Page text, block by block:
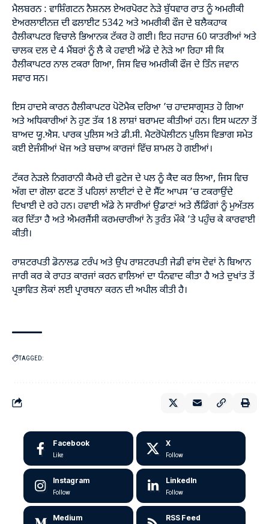
ਮੈਲਬਰਨ : ਵਾਸ਼ਿੰਗਟਨ ਨੈਸ਼ਨਲ ਏਅਰਪੋਰਟ ਨੇੜੇ ਬੁੱਧਵਾਰ ਰਾਤ ਨੂੰ ਅਮਰੀਕੀ
ਏਅਰਲਾਈਨਜ਼ ਦੀ ਫਲਾਈਟ 5342 ਅਤੇ ਅਮਰੀਕੀ ਫੌਜ ਦੇ ਬਲੈਕਹਾਕ
ਹੈਲੀਕਾਪਟਰ ਵਿਚਾਲੇ ਭਿਆਨਕ ਟੱਕਰ ਹੋ ਗਈ। ਇਹ ਜਹਾਜ਼ 60 ਯਾਤਰੀਆਂ ਅਤੇ
ਚਾਲਕ ਦਲ ਦੇ 4 ਮੈਂਬਰਾਂ ਨੂੰ ਲੈ ਕੇ ਹਵਾਈ ਅੱਡੇ ਦੇ ਨੇੜੇ ਆ ਰਿਹਾ ਸੀ ਕਿ
ਹੈਲੀਕਾਪਟਰ ਨਾਲ ਟਕਰਾ ਗਿਆ, ਜਿਸ ਵਿਚ ਅਮਰੀਕੀ ਫੌਜ ਦੇ ਤਿੰਨ ਜਵਾਨ
ਸਵਾਰ ਸਨ।
ਇਸ ਹਾਦਸੇ ਕਾਰਨ ਹੈਲੀਕਾਪਟਰ ਪੋਟੋਮੈਕ ਦਰਿਆ ’ਚ ਹਾਦਸਾਗ੍ਰਸਤ ਹੋ ਗਿਆ
ਅਤੇ ਅਧਿਕਾਰੀਆਂ ਨੇ ਹੁਣ ਤੱਕ 18 ਲਾਸ਼ਾਂ ਬਰਾਮਦ ਕੀਤੀਆਂ ਹਨ। ਇਸ ਘਟਨਾ ਤੋਂ
ਬਾਅਦ ਯੂ.ਐਸ. ਪਾਰਕ ਪੁਲਿਸ ਅਤੇ ਡੀ.ਸੀ. ਮੈਟਰੋਪੋਲੀਟਨ ਪੁਲਿਸ ਵਿਭਾਗ ਸਮੇਤ
ਕਈ ਏਜੰਸੀਆਂ ਖੋਜ ਅਤੇ ਬਚਾਅ ਕਾਰਜਾਂ ਵਿੱਚ ਸ਼ਾਮਲ ਹੋ ਗਈਆਂ।
ਟੱਕਰ ਨੇੜਲੇ ਨਿਗਰਾਨੀ ਕੈਮਰੇ ਦੀ ਫੁਟੇਜ ਦੇ ਪਲ ਨੂੰ ਕੈਦ ਕਰ ਲਿਆ, ਜਿਸ ਵਿਚ
ਅੱਗ ਦਾ ਗੋਲਾ ਫਟਣ ਤੋਂ ਪਹਿਲਾਂ ਲਾਈਟਾਂ ਦੇ ਦੋ ਸੈੱਟ ਆਪਸ ’ਚ ਟਕਰਾਉਂਦੇ
ਦਿਖਾਈ ਦੇ ਰਹੇ ਹਨ। ਹਵਾਈ ਅੱਡੇ ਨੇ ਸਾਰੀਆਂ ਉਡਾਣਾਂ ਅਤੇ ਲੈਂਡਿੰਗਾਂ ਨੂੰ ਮੁਅੱਤਲ
ਕਰ ਦਿੱਤਾ ਹੈ ਅਤੇ ਐਮਰਜੈਂਸੀ ਕਰਮਚਾਰੀਆਂ ਨੇ ਤੁਰੰਤ ਮੌਕੇ ’ਤੇ ਪਹੁੰਚ ਕੇ ਕਾਰਵਾਈ
ਕੀਤੀ।
ਰਾਸ਼ਟਰਪਤੀ ਡੋਨਾਲਡ ਟਰੰਪ ਅਤੇ ਉਪ ਰਾਸ਼ਟਰਪਤੀ ਜੇਡੀ ਵਾਂਸ ਦੋਵਾਂ ਨੇ ਬਿਆਨ
ਜਾਰੀ ਕਰ ਕੇ ਰਾਹਤ ਕਾਰਜਾਂ ਕਰਨ ਵਾਲਿਆਂ ਦਾ ਧੰਨਵਾਦ ਕੀਤਾ ਹੈ ਅਤੇ ਦੁਖਾਂਤ ਤੋਂ
ਪ੍ਰਭਾਵਿਤ ਲੋਕਾਂ ਲਈ ਪ੍ਰਾਰਥਨਾ ਕਰਨ ਦੀ ਅਪੀਲ ਕੀਤੀ ਹੈ।
TAGGED:
Facebook
Like
X
Follow
Instagram
Follow
LinkedIn
Follow
Medium RSS Feed